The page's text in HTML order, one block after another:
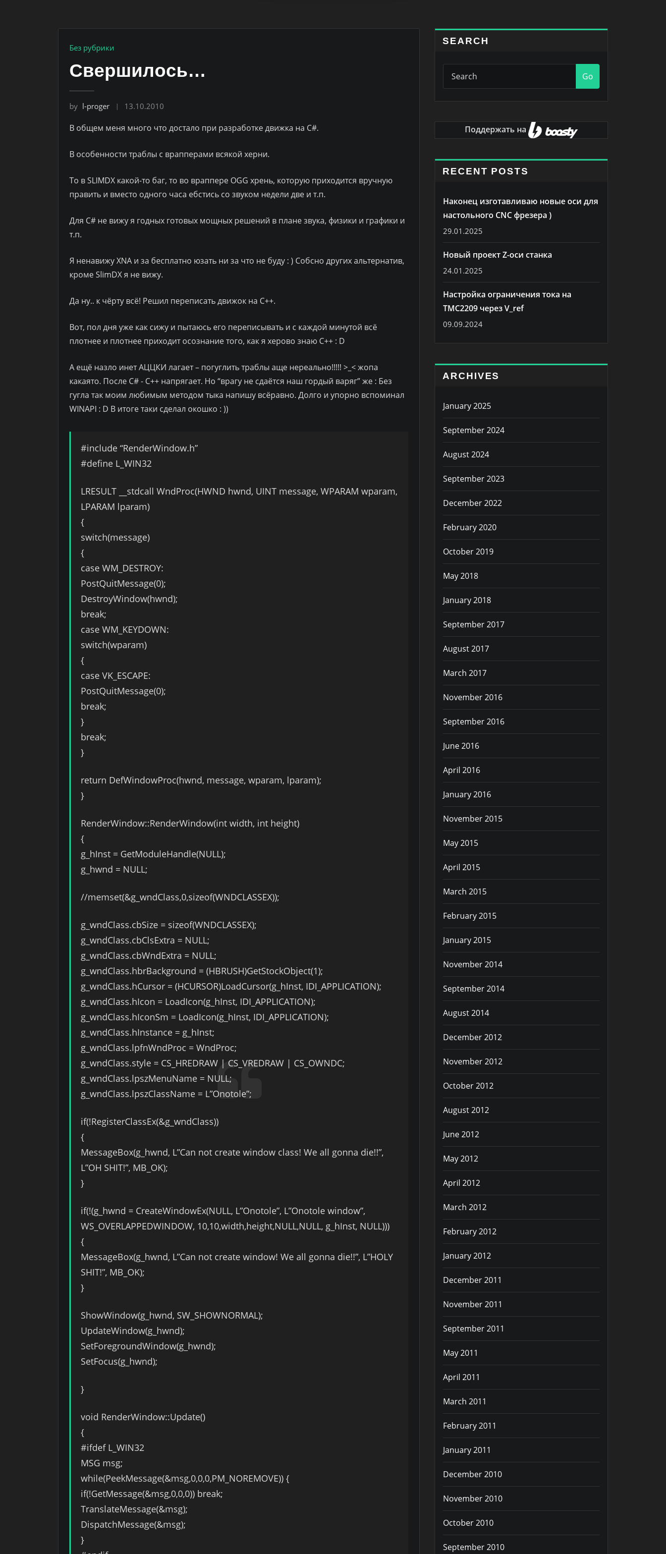
Без рубрики
Свершилось…
by l-proger 13.10.2010
В общем меня много что достало при разработке движка на C#.
В особенности траблы с врапперами всякой херни.
То в SLIMDX какой-то баг, то во враппере OGG хрень, которую приходится вручную
править и вместо одного часа ебстись со звуком недели две и т.п.
Для C# не вижу я годных готовых мощных решений в плане звука, физики и графики и
т.п.
Я ненавижу XNA и за бесплатно юзать ни за что не буду : ) Собсно других альтернатив,
кроме SlimDX я не вижу.
Да ну.. к чёрту всё! Решил переписать движок на С++.
Вот, пол дня уже как сижу и пытаюсь его переписывать и с каждой минутой всё
плотнее и плотнее приходит осознание того, как я херово знаю C++ : D
А ещё назло инет АЦЦКИ лагает – погуглить траблы аще нереально!!!!! >_< жопа
какаято. После C# - С++ напрягает. Но “врагу не сдаётся наш гордый варяг” же : Без
гугла так моим любимым методом тыка напишу всёравно. Долго и упорно вспоминал
WINAPI : D В итоге таки сделал окошко : ))
#include “RenderWindow.h”
#define L_WIN32
LRESULT __stdcall WndProc(HWND hwnd, UINT message, WPARAM wparam,
LPARAM lparam)
{
switch(message)
{
case WM_DESTROY:
PostQuitMessage(0);
DestroyWindow(hwnd);
break;
case WM_KEYDOWN:
switch(wparam)
{
case VK_ESCAPE:
PostQuitMessage(0);
break;
}
break;
}
return DefWindowProc(hwnd, message, wparam, lparam);
}
RenderWindow::RenderWindow(int width, int height)
{
g_hInst = GetModuleHandle(NULL);
g_hwnd = NULL;
//memset(&g_wndClass,0,sizeof(WNDCLASSEX));
g_wndClass.cbSize = sizeof(WNDCLASSEX);
g_wndClass.cbClsExtra = NULL;
g_wndClass.cbWndExtra = NULL;
g_wndClass.hbrBackground = (HBRUSH)GetStockObject(1);
g_wndClass.hCursor = (HCURSOR)LoadCursor(g_hInst, IDI_APPLICATION);
g_wndClass.hIcon = LoadIcon(g_hInst, IDI_APPLICATION);
g_wndClass.hIconSm = LoadIcon(g_hInst, IDI_APPLICATION);
g_wndClass.hInstance = g_hInst;
g_wndClass.lpfnWndProc = WndProc;
g_wndClass.style = CS_HREDRAW | CS_VREDRAW | CS_OWNDC;
g_wndClass.lpszMenuName = NULL;
g_wndClass.lpszClassName = L”Onotole”;
if(!RegisterClassEx(&g_wndClass))
{
MessageBox(g_hwnd, L”Can not create window class! We all gonna die!!”,
L”OH SHIT!”, MB_OK);
}
if(!(g_hwnd = CreateWindowEx(NULL, L”Onotole”, L”Onotole window”,
WS_OVERLAPPEDWINDOW, 10,10,width,height,NULL,NULL, g_hInst, NULL)))
{
MessageBox(g_hwnd, L”Can not create window! We all gonna die!!”, L”HOLY
SHIT!”, MB_OK);
}
ShowWindow(g_hwnd, SW_SHOWNORMAL);
UpdateWindow(g_hwnd);
SetForegroundWindow(g_hwnd);
SetFocus(g_hwnd);
}
void RenderWindow::Update()
{
#ifdef L_WIN32
MSG msg;
while(PeekMessage(&msg,0,0,0,PM_NOREMOVE)) {
if(!GetMessage(&msg,0,0,0)) break;
TranslateMessage(&msg);
DispatchMessage(&msg);
}
SEARCH
Go
Поддержать на
RECENT POSTS
Наконец изготавливаю новые оси для
настольного CNC фрезера )
29.01.2025
Новый проект Z-оси станка
24.01.2025
Настройка ограничения тока на
TMC2209 через V_ref
09.09.2024
ARCHIVES
January 2025
September 2024
August 2024
September 2023
December 2022
February 2020
October 2019
May 2018
January 2018
September 2017
August 2017
March 2017
November 2016
September 2016
June 2016
April 2016
January 2016
November 2015
May 2015
April 2015
March 2015
February 2015
January 2015
November 2014
September 2014
August 2014
December 2012
November 2012
October 2012
August 2012
June 2012
May 2012
April 2012
March 2012
February 2012
January 2012
December 2011
November 2011
September 2011
May 2011
April 2011
March 2011
February 2011
January 2011
December 2010
November 2010
October 2010
September 2010